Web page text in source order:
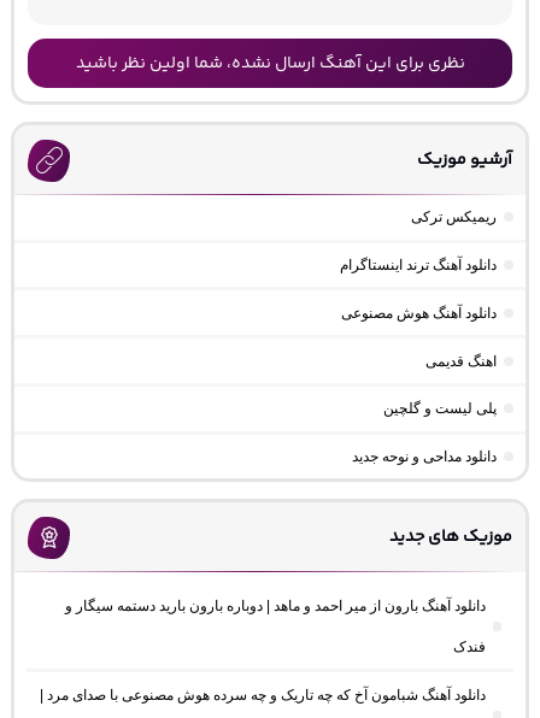
نظری برای این آهنگ ارسال نشده، شما اولین نظر باشید
آرشیو موزیک
ریمیکس ترکی
دانلود آهنگ ترند اینستاگرام
دانلود آهنگ هوش مصنوعی
اهنگ قدیمی
پلی لیست و گلچین
دانلود مداحی و نوحه جدید
موزیک های جدید
دانلود آهنگ بارون از میر احمد و ماهد | دوباره بارون بارید دستمه سیگار و
فندک
دانلود آهنگ شبامون آخ که چه تاریک و چه سرده هوش مصنوعی با صدای مرد |